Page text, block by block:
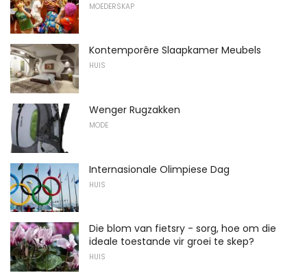
MOEDERSKAP
Kontemporêre Slaapkamer Meubels
HUIS
Wenger Rugzakken
MODE
Internasionale Olimpiese Dag
HUIS
Die blom van fietsry - sorg, hoe om die
ideale toestande vir groei te skep?
HUIS